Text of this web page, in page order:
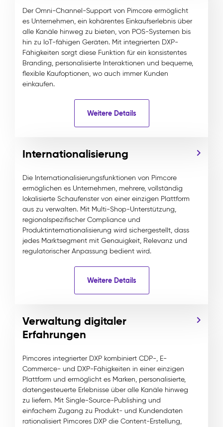
Der Omni-Channel-Support von Pimcore ermöglicht
es Unternehmen, ein kohärentes Einkaufserlebnis über
alle Kanäle hinweg zu bieten, von POS-Systemen bis
hin zu IoT-fähigen Geräten. Mit integrierten DXP-
Fähigkeiten sorgt diese Funktion für ein konsistentes
Branding, personalisierte Interaktionen und bequeme,
flexible Kaufoptionen, wo auch immer Kunden
einkaufen.
Weitere Details
Internationalisierung
Die Internationalisierungsfunktionen von Pimcore
ermöglichen es Unternehmen, mehrere, vollständig
lokalisierte Schaufenster von einer einzigen Plattform
aus zu verwalten. Mit Multi-Shop-Unterstützung,
regionalspezifischer Compliance und
Produktinternationalisierung wird sichergestellt, dass
jedes Marktsegment mit Genauigkeit, Relevanz und
regulatorischer Anpassung bedient wird.
Weitere Details
Verwaltung digitaler
Erfahrungen
Pimcores integrierter DXP kombiniert CDP-, E-
Commerce- und DXP-Fähigkeiten in einer einzigen
Plattform und ermöglicht es Marken, personalisierte,
datengesteuerte Erlebnisse über alle Kanäle hinweg
zu liefern. Mit Single-Source-Publishing und
einfachem Zugang zu Produkt- und Kundendaten
rationalisiert Pimcores DXP die Content-Erstellung,